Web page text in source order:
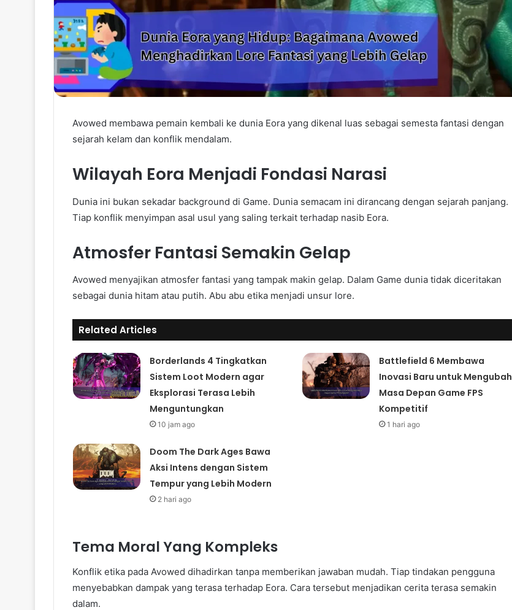
Avowed membawa pemain kembali ke dunia Eora yang dikenal luas sebagai semesta fantasi dengan
sejarah kelam dan konflik mendalam.
Wilayah Eora Menjadi Fondasi Narasi
Dunia ini bukan sekadar background di Game. Dunia semacam ini dirancang dengan sejarah panjang.
Tiap konflik menyimpan asal usul yang saling terkait terhadap nasib Eora.
Atmosfer Fantasi Semakin Gelap
Avowed menyajikan atmosfer fantasi yang tampak makin gelap. Dalam Game dunia tidak diceritakan
sebagai dunia hitam atau putih. Abu abu etika menjadi unsur lore.
Related Articles
Borderlands 4 Tingkatkan
Sistem Loot Modern agar
Eksplorasi Terasa Lebih
Menguntungkan
10 jam ago
Battlefield 6 Membawa
Inovasi Baru untuk Mengubah
Masa Depan Game FPS
Kompetitif
1 hari ago
Doom The Dark Ages Bawa
Aksi Intens dengan Sistem
Tempur yang Lebih Modern
2 hari ago
Tema Moral Yang Kompleks
Konflik etika pada Avowed dihadirkan tanpa memberikan jawaban mudah. Tiap tindakan pengguna
menyebabkan dampak yang terasa terhadap Eora. Cara tersebut menjadikan cerita terasa semakin
dalam.